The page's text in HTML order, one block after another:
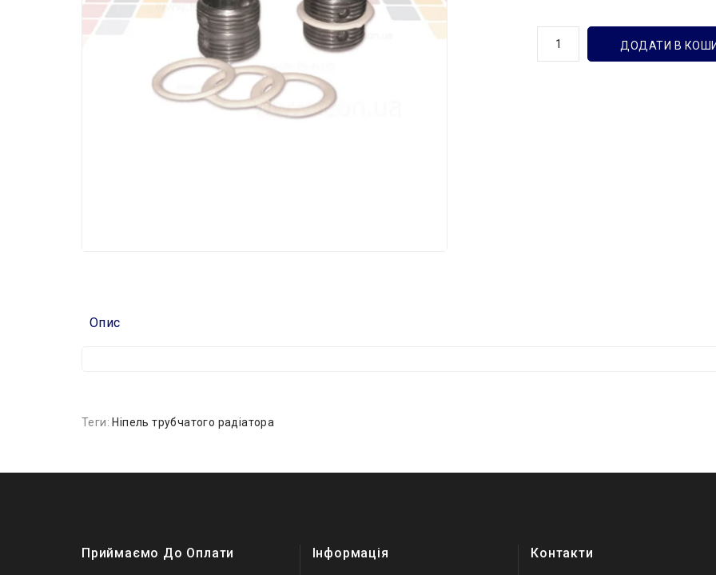
ДОДАТИ В
Опис
Теги: Ніпель трубчатого радіатора
Приймаємо До Оплати Інформація Контакти